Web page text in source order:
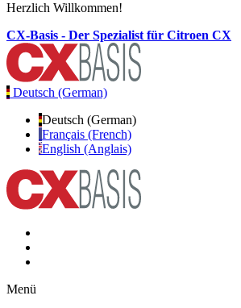
Herzlich Willkommen!
CX-Basis - Der Spezialist für Citroen CX
Deutsch (German)
Deutsch (German)
Français (French)
English (Anglais)
Menü